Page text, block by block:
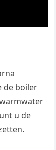
de boiler
u de